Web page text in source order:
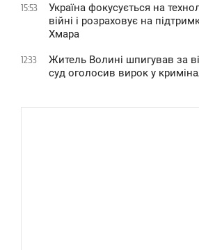
15:53
Україна фокусується на
війні і розраховує на
Хмара
12:33
Житель Волині шпигував за
суд оголосив вирок у